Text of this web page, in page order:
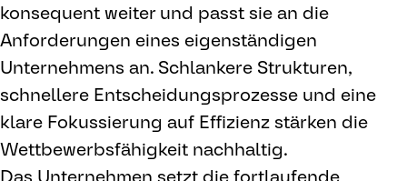
konsequent weiter und passt sie an die
Anforderungen eines eigenständigen
Unternehmens an. Schlankere Strukturen,
schnellere Entscheidungsprozesse und eine
klare Fokussierung auf Effizienz stärken die
Wettbewerbsfähigkeit nachhaltig.